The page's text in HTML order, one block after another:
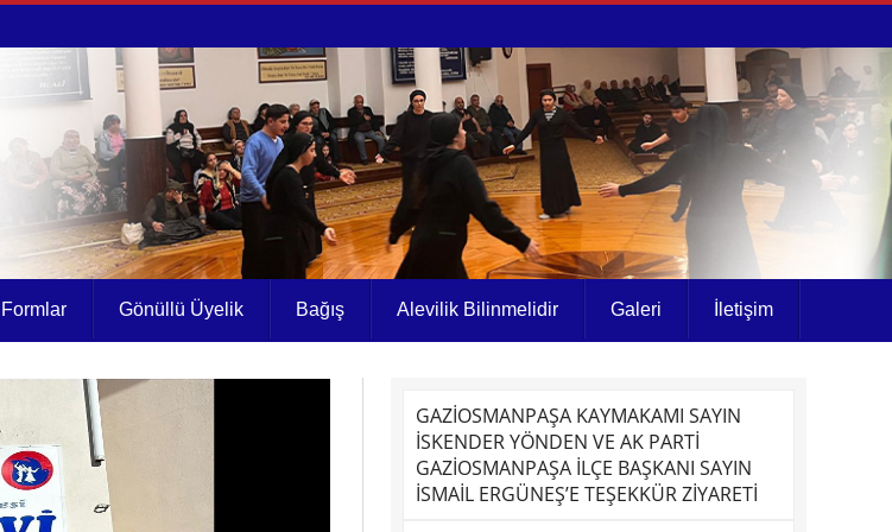
Formlar Gönüllü Üyelik Bağış Alevilik Bilinmelidir Galeri İletişim
GAZİOSMANPAŞA KAYMAKAMI SAYIN
İSKENDER YÖNDEN VE AK PARTİ
GAZİOSMANPAŞA İLÇE BAŞKANI SAYIN
İSMAİL ERGÜNEŞ’E TEŞEKKÜR ZİYARETİ